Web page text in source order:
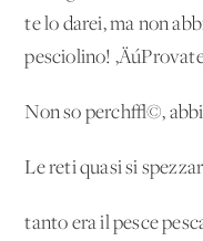
te lo darei, ma non
pesciolino!
Non so perch√©,
Le reti quasi si
tanto era il pesce